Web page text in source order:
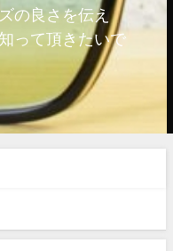
ズの良さを伝え
って頂きたいで